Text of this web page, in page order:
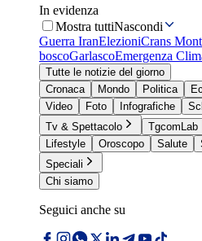
In evidenza
Mostra tuttiNascondi
Guerra IranElezioniCrans
boscoGarlascoEmergenza
Tutte le notizie del giorno
Cronaca
Mondo Politica
Video
Foto Infografiche
Tv & Spettacolo
TgcomLab
Lifestyle
Oroscopo Salute
Speciali
Chi siamo
Seguici anche su